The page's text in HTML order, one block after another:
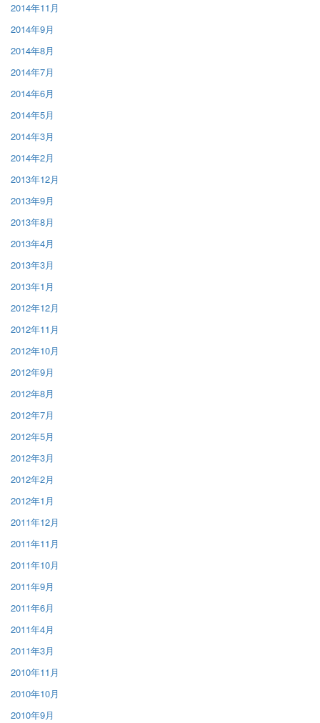
2014年11月
2014年9月
2014年8月
2014年7月
2014年6月
2014年5月
2014年3月
2014年2月
2013年12月
2013年9月
2013年8月
2013年4月
2013年3月
2013年1月
2012年12月
2012年11月
2012年10月
2012年9月
2012年8月
2012年7月
2012年5月
2012年3月
2012年2月
2012年1月
2011年12月
2011年11月
2011年10月
2011年9月
2011年6月
2011年4月
2011年3月
2010年11月
2010年10月
2010年9月